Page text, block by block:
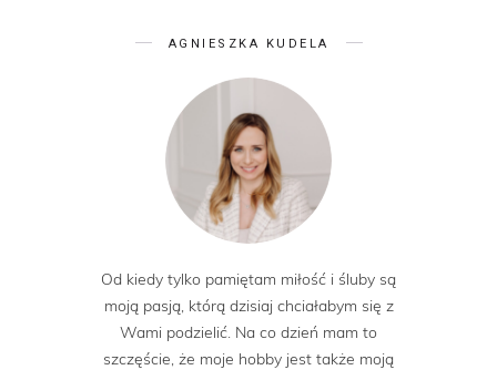
AGNIESZKA KUDELA
Od kiedy tylko pamiętam miłość i śluby są
moją pasją, którą dzisiaj chciałabym się z
Wami podzielić. Na co dzień mam to
szczęście, że moje hobby jest także moją